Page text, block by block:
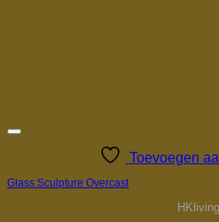
Toevoegen
Glass Sculpture Overcast
HKliving